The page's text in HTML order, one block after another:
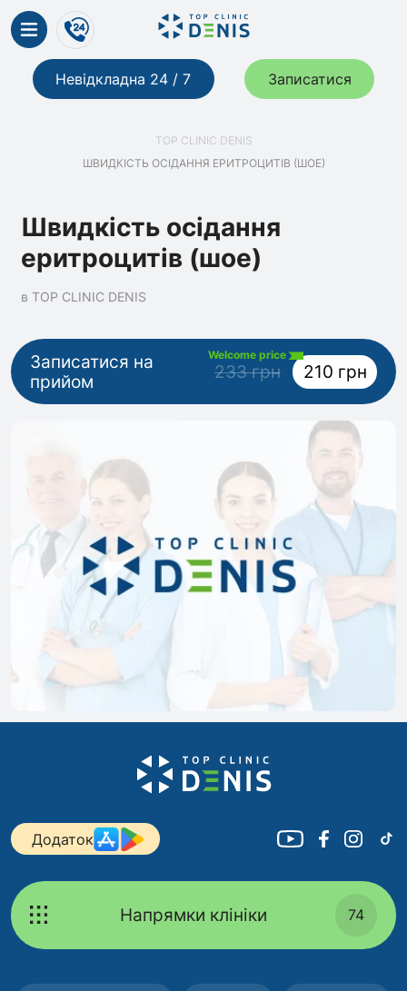
Невідкладна 24 / 7 Записатися
TOP CLINIC DENIS
ШВИДКІСТЬ ОСІДАННЯ ЕРИТРОЦИТІВ (ШОЕ)
Швидкість осідання
еритроцитів (шое)
в TOP CLINIC DENIS
Записатися на
прийом
Welcome price
233 грн 210 грн
Додаток
Напрямки клініки 74